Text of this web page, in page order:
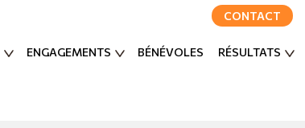
ENGAGEMENTS BÉNÉVOLES RÉSULTATS
CONTACT